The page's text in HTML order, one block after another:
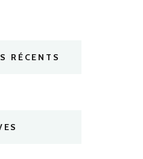
RÉCENTS